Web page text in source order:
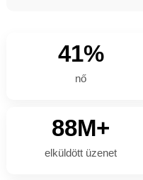
41%
nő
88M+
elküldött üzenet